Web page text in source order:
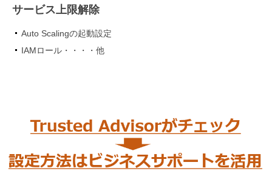
サービス上限解除
Auto Scalingの起動設定
IAMロール・・・・他